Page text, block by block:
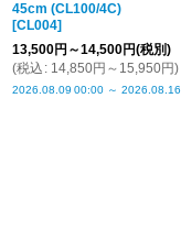
45cm (CL100/4C)
[CL004]
13,500円 ～14,500円(税別)
(税込 : 14,850円 ～15,950円)
2026.08.09 00:00 ～ 2026.08.16